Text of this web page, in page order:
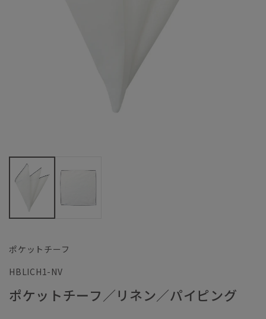
ポケットチーフ
HBLICH1-NV
ポケットチーフ／リネン／パイピング